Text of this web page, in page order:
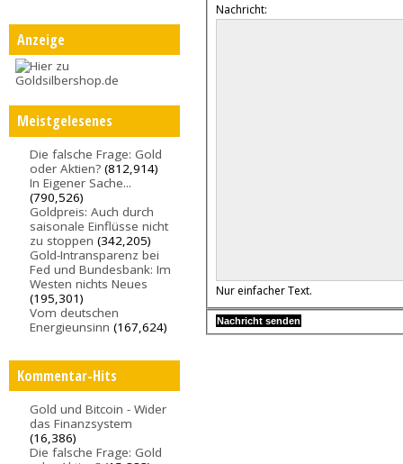
Anzeige
Meistgelesenes
Die falsche Frage: Gold
oder Aktien? (812,914)
In Eigener Sache...
(790,526)
Goldpreis: Auch durch
saisonale Einflüsse nicht
zu stoppen (342,205)
Gold-Intransparenz bei
Fed und Bundesbank: Im
Westen nichts Neues
(195,301)
Vom deutschen
Energieunsinn (167,624)
Kommentar-Hits
Gold und Bitcoin - Wider
das Finanzsystem
(16,386)
Die falsche Frage: Gold
Nachricht:
Nur einfacher Text.